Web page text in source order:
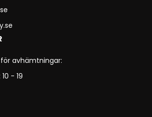
avhämtningar:
- 19